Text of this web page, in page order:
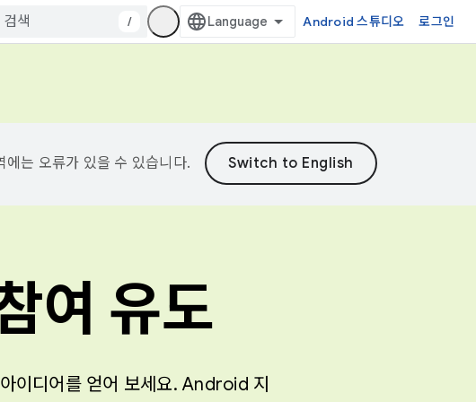
/ Android 스튜디오 로그인
는 오류가 있을 수 있습니다.
여 유도
이디어를 얻어 보세요. Android 지